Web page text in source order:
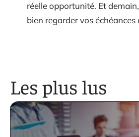
réelle opportunité. Et
bien regarder vos
Les plus lus